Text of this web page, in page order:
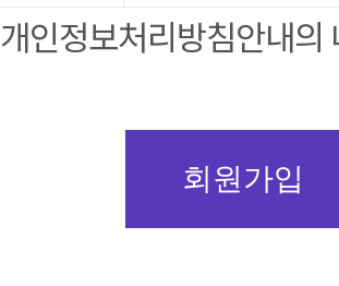
개인정보처리방침안내의